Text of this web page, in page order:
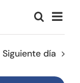
Buscar
vistas
de
Día
Siguiente día